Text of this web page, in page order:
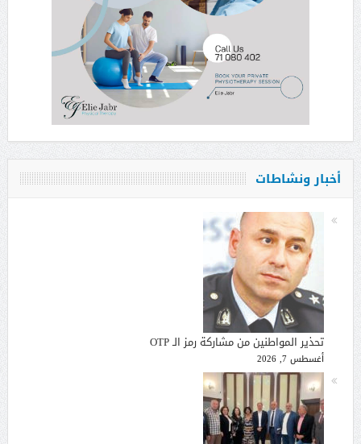
أخبار ونشاطات
تحذير المواطنين من مشاركة رمز الـ OTP
أغسطس 7, 2026